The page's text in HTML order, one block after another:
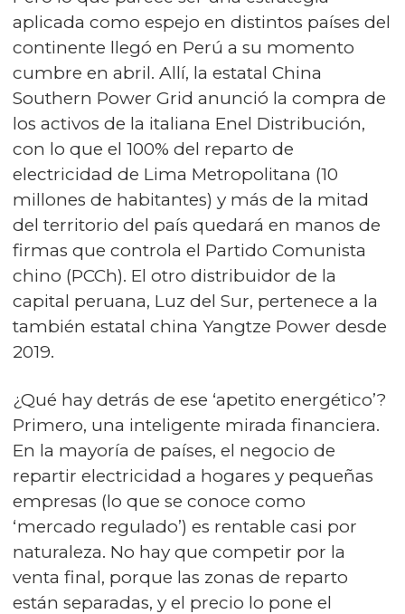
aplicada como espejo en distintos países del
continente llegó en Perú a su momento
cumbre en abril. Allí, la estatal China
Southern Power Grid anunció la compra de
los activos de la italiana Enel Distribución,
con lo que el 100% del reparto de
electricidad de Lima Metropolitana (10
millones de habitantes) y más de la mitad
del territorio del país quedará en manos de
firmas que controla el Partido Comunista
chino (PCCh). El otro distribuidor de la
capital peruana, Luz del Sur, pertenece a la
también estatal china Yangtze Power desde
2019.
¿Qué hay detrás de ese ‘apetito energético’?
Primero, una inteligente mirada financiera.
En la mayoría de países, el negocio de
repartir electricidad a hogares y pequeñas
empresas (lo que se conoce como
‘mercado regulado’) es rentable casi por
naturaleza. No hay que competir por la
venta final, porque las zonas de reparto
están separadas, y el precio lo pone el